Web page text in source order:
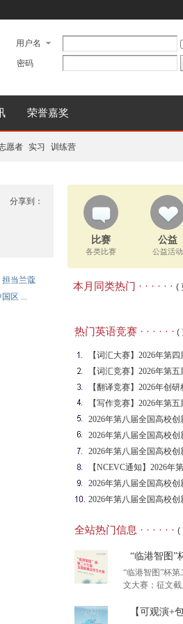
用户名
密码
荣誉嘉奖
愿者 实习 训练营
分享到：
担当兰蔻
区 ...
比赛
各类比赛
公益
公益活动
本月同类热门 · · · · · · (
热门英语竞赛 · · · · · · (
【词汇大赛】2026年第
生【词汇竞赛】2026年第
英语
【翻译竞赛】2026年创
译竞
【写作竞赛】2026年第
英语
2026年第八届全国高校
（NCIE
2026年第八届全国高校
2026年第八届全国高校
（NCIE
【NCEVC通知】2026年
汇
2026年第八届全国高校
（NCIE
2026年第八届全国高校
全站热门信息 · · · · · · (
“临港智图”
“临港智图”杯
文大赛；征文截
【可观演+